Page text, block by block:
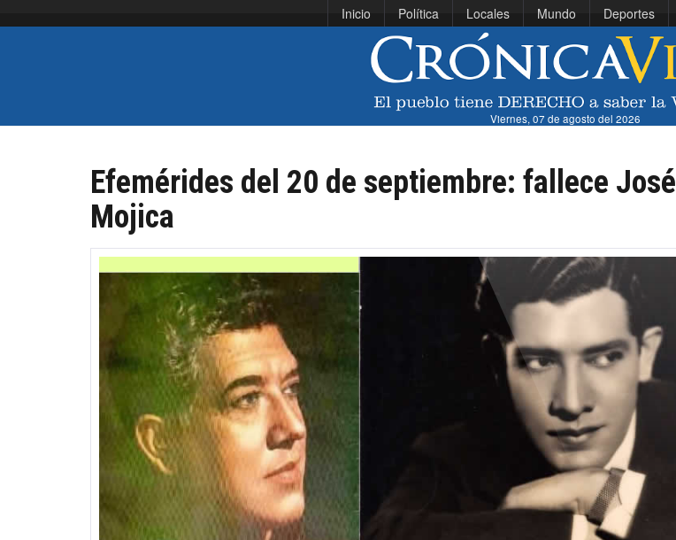
Inicio Política Locales Mundo Deportes
Viernes, 07 de agosto del 2026
Efemérides del 20 de septiembre: fallece José
Mojica